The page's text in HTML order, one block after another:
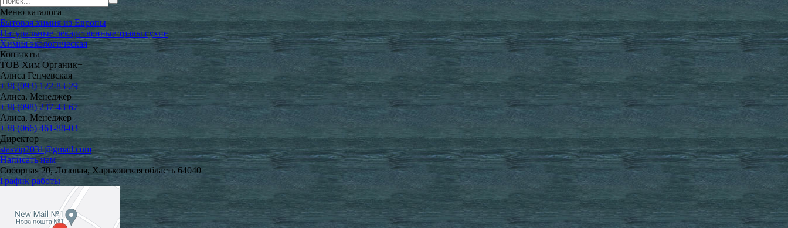
Меню каталога
Бытовая химия из Европы
Натуральные лекарственные травы сухие
Химия экологическая
Контакты
ТОВ Хим Органик+
Алиса Генчевская
+38 (093) 122-83-29
Алиса, Менеджер
+38 (098) 237-43-67
Алиса, Менеджер
+38 (066) 461-88-03
Директор
stasvip2031@gmail.com
Написать нам
Соборная 20, Лозовая, Харьковская область 64040
График работы